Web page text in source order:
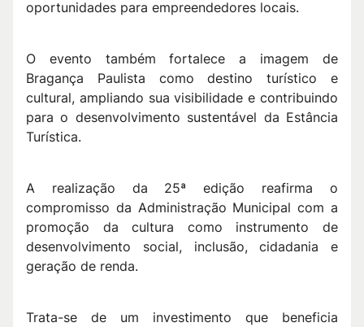
oportunidades para empreendedores locais.
O evento também fortalece a imagem de
Bragança Paulista como destino turístico e
cultural, ampliando sua visibilidade e contribuindo
para o desenvolvimento sustentável da Estância
Turística.
A realização da 25ª edição reafirma o
compromisso da Administração Municipal com a
promoção da cultura como instrumento de
desenvolvimento social, inclusão, cidadania e
geração de renda.
Trata-se de um investimento que beneficia